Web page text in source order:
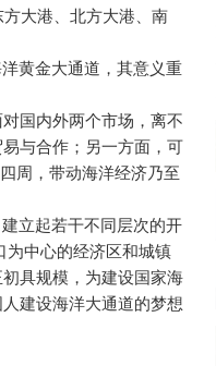
大港、北方大港、南
黄金大通道，其意义重
国内外两个市场，离不
与合作；另一方面，可
周，带动海洋经济乃至
立起若干不同层次的开
为中心的经济区和城镇
具规模，为建设国家海
建设海洋大通道的梦想